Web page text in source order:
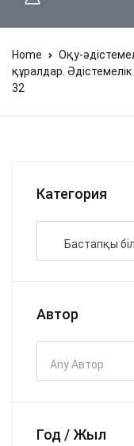
Home Оқу-
құралдар.
32
Категория
Бастапқы
Автор
Any Автор
Год / Жыл